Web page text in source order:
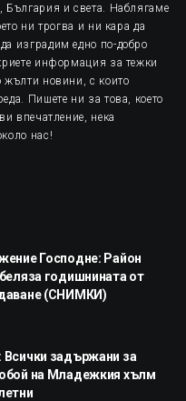
България и света. Наблягаме
ни трогва и ни кара да
изградим едно по-добро
информация за тежки
жълти новини, с които
Пишете ни за това, което
впечатление, нека
нас!
Господне: Район
годишнината от
(СНИМКИ)
задържани за
на Младежкия хълм